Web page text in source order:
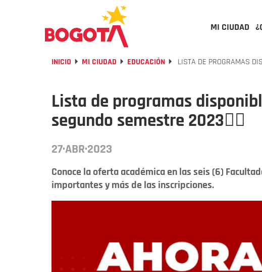
MI CIUDAD
INICIO MI CIUDAD EDUCACIÓN LISTA DE PROGRAMAS
Lista de programas
segundo semestre 2023👇🏻
27·ABR·2023
Conoce la oferta académica en las seis (6)
importantes y más de las inscripciones.